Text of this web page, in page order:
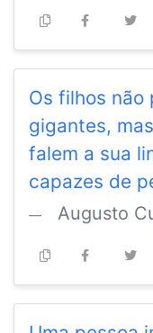
Os filhos não
gigantes,
falem a sua
capazes de
Augusto